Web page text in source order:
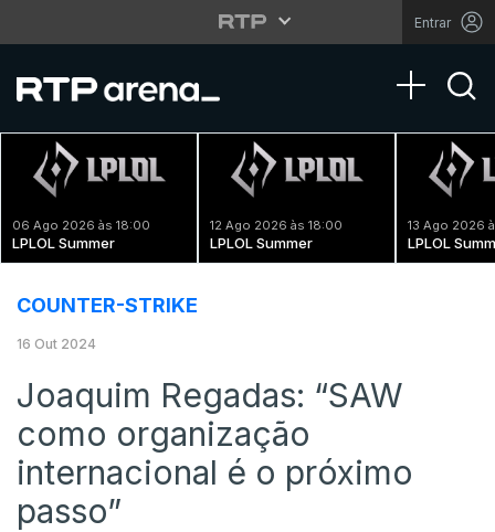
Entrar
Toggle
06 Ago 2026 às 18:00
LPLOL Summer
12 Ago 2026 às 18:00
LPLOL Summer
13 Ago 2026
LPLOL
COUNTER-STRIKE
16 Out 2024
Joaquim Regadas: “SAW
como organização
internacional é o próximo
passo”